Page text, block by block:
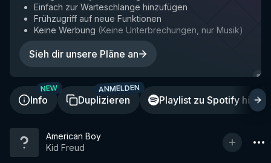
Einfach zur Warteschlange hinzufügen
Frühzugriff auf neue Funktionen
Keine Werbung (Keine Unterbrechungen, nur Musik)
Sieh dir unsere Pläne an
Info
NEW
Duplizieren
ANMELDEN
Playlist zu Spotify
American Boy
Kid Freud